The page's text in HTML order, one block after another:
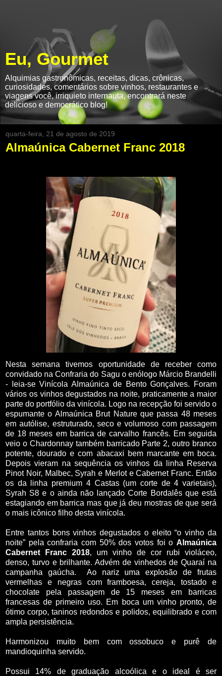
Eu, Gourmet
Alquimias gastronômicas, receitas, dicas, crônicas,
curiosidades, comentários sobre vinhos, restaurantes e
viagens você, irriquieto internauta, encontrará neste
delicioso e democrático blog!
quarta-feira, 21 de agosto de 2019
Almaúnica Cabernet Franc 2018
Nesta semana tivemos oportunidade de receber como
convidado na Confraria do Sagu o enólogo Márcio Brandelli
- leia-se Vinícola Almaúnica de Bento Gonçalves. Foram
vários os vinhos degustados na noite, praticamente a maior
parte do portfólio da vinícola. Logo na recepção foi servido o
espumante o Almaúnica Brut Nature que passa 48 meses
em autólise, estruturado, seco e volumoso com passagem
de 18 meses em barrica de carvalho francês. Em seguida
veio o Chardonnay também barricado Parte 2, outro branco
potente, dourado e com abacaxi bem marcante em boca.
Depois vieram na sequência os vinhos da linha Reserva
Pinot Noir, Malbec, Syrah e Merlot e Cabernet Franc. Então
os da linha premium 4 Castas (um corte de 4 varietais),
Syrah S8 e o ainda não lançado Corte Bordalês que está
estagiando em barrica mas que já deu mostras de que será
o mais icônico filho desta vinícola.
Entre tantos bons vinhos degustados o eleito “o vinho da
noite” pela confraria com 50% dos votos foi o Almaúnica
Cabernet Franc 2018, um vinho de cor rubi violáceo,
denso, turvo e brilhante. Advém de vinhedos de Quaraí na
campanha gaúcha.
Ao nariz uma explosão de frutas
vermelhas e negras com framboesa, cereja, tostado e
chocolate pela passagem de 15 meses em barricas
francesas de primeiro uso. Em boca um vinho pronto, de
ótimo corpo, taninos redondos e polidos, equilibrado e com
ampla persistência.
Harmonizou muito bem com ossobuco e purê de
mandioquinha servido.
Possui 14% de graduação alcoólica e o ideal é ser